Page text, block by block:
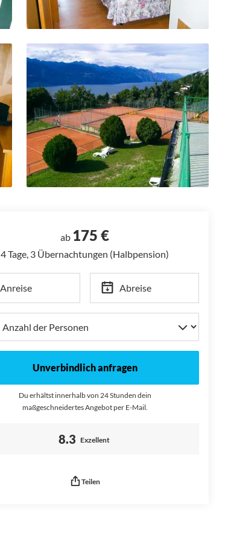
ab 175 €
4 Tage, 3 Übernachtungen (Halbpension)
Anreise Abreise
Unverbindlich anfragen
Du erhältst innerhalb von 24 Stunden dein
maßgeschneidertes Angebot per E-Mail.
Exzellent
8.3
Teilen